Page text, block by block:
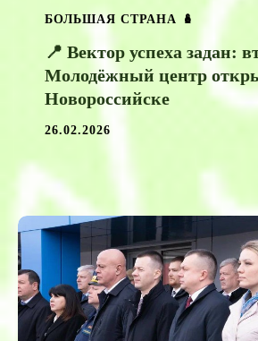
БОЛЬШАЯ СТРАНА 🪆
📍 Вектор успеха задан:
Молодёжный центр
Новороссийске
26.02.2026